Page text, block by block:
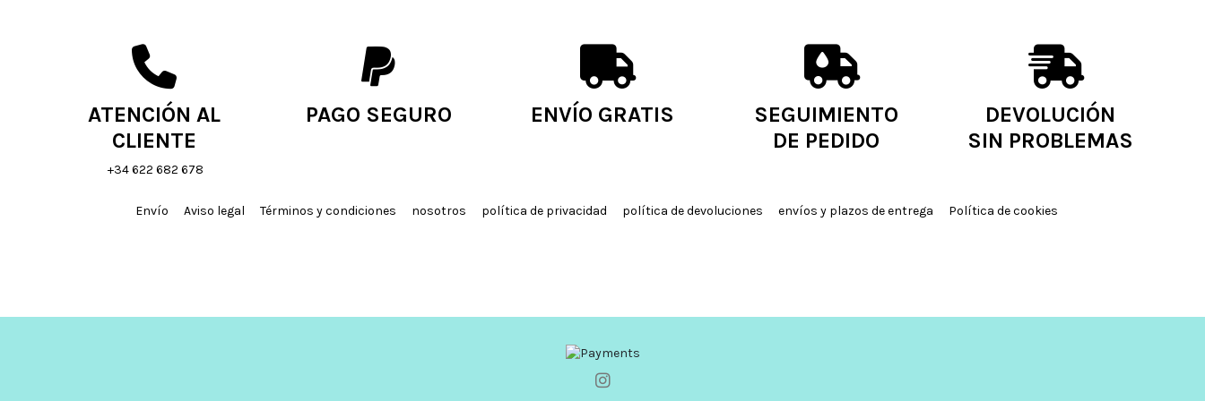
ATENCIÓN AL
CLIENTE
+34 622 682 678
PAGO SEGURO ENVÍO GRATIS
SEGUIMIENTO
DE PEDIDO
DEVOLUCIÓN
SIN PROBLEMAS
Envío Aviso legal Términos y condiciones nosotros política de privacidad política de devoluciones envíos y plazos de entrega Política de cookies